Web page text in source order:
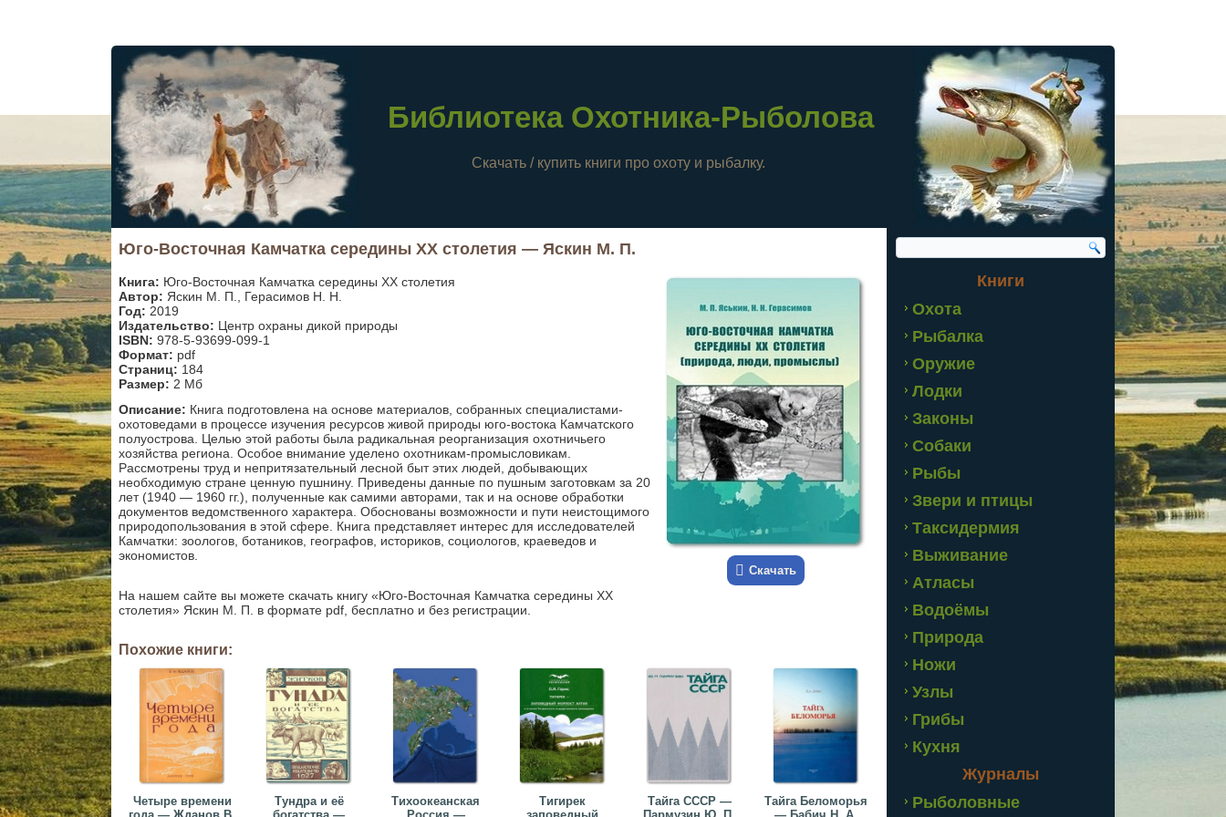
Библиотека Охотника-Рыболова
Скачать / купить книги про охоту и рыбалку.
Юго-Восточная Камчатка середины XX столетия — Яскин М. П.
Скачать
Книга: Юго-Восточная Камчатка середины XX столетия
Автор: Яскин М. П., Герасимов Н. Н.
Год: 2019
Издательство: Центр охраны дикой природы
ISBN: 978-5-93699-099-1
Формат: pdf
Страниц: 184
Размер: 2 Мб
Описание: Книга подготовлена на основе материалов, собранных специалистами-
охотоведами в процессе изучения ресурсов живой природы юго-востока Камчатского
полуострова. Целью этой работы была радикальная реорганизация охотничьего
хозяйства региона. Особое внимание уделено охотникам-промысловикам.
Рассмотрены труд и непритязательный лесной быт этих людей, добывающих
необходимую стране ценную пушнину. Приведены данные по пушным заготовкам за 20
лет (1940 — 1960 гг.), полученные как самими авторами, так и на основе обработки
документов ведомственного характера. Обоснованы возможности и пути неистощимого
природопользования в этой сфере. Книга представляет интерес для исследователей
Камчатки: зоологов, ботаников, географов, историков, социологов, краеведов и
экономистов.
На нашем сайте вы можете скачать книгу «Юго-Восточная Камчатка середины XX
столетия» Яскин М. П. в формате pdf, бесплатно и без регистрации.
Похожие книги:
Четыре времени
Тундра и её
Тихоокеанская
Тигирек
Тайга СССР —
Тайга Беломорья
Книги
Охота
Рыбалка
Оружие
Лодки
Законы
Собаки
Рыбы
Звери и птицы
Таксидермия
Выживание
Атласы
Водоёмы
Природа
Ножи
Узлы
Грибы
Кухня
Журналы
Рыболовные